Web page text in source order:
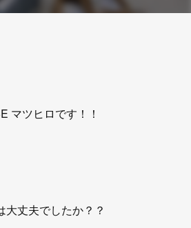
マツヒロです！！
大丈夫でしたか？？